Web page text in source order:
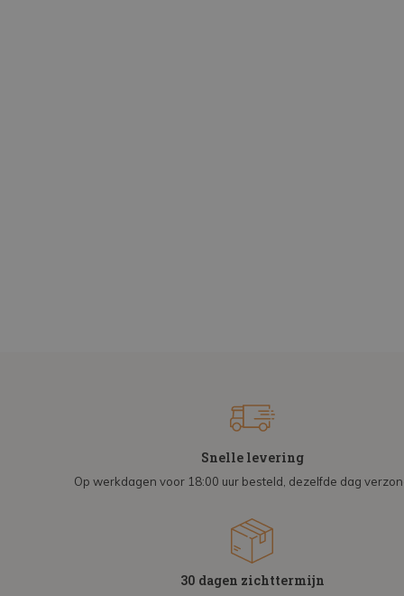
Snelle levering
Op werkdagen voor 18:00 uur besteld, dezelfde dag
30 dagen zichttermijn